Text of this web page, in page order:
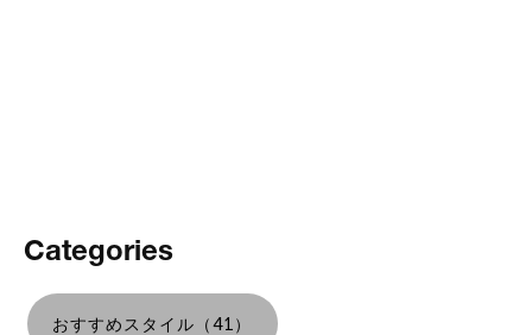
Categories
おすすめスタイル（41）